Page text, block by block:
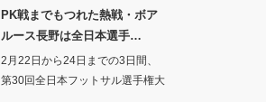
PK戦までもつれた熱戦・ボア
ルース長野は全日本選手…
2月22日から24日までの3日間、
第30回全日本フットサル選手権大